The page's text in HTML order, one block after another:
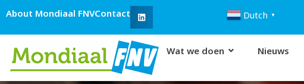
de
inhoud
About Mondiaal FNVContact Dutch ▼
Wat we doen Nieuws